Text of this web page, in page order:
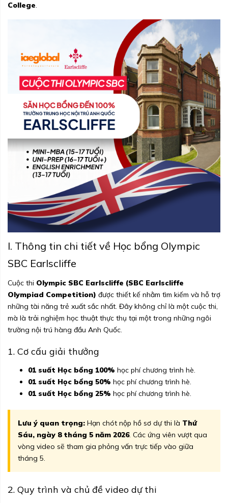
College.
I. Thông tin chi tiết về Học bổng Olympic
SBC Earlscliffe
Cuộc thi Olympic SBC Earlscliffe (SBC Earlscliffe
Olympiad Competition) được thiết kế nhằm tìm kiếm và hỗ trợ
những tài năng trẻ xuất sắc nhất. Đây không chỉ là một cuộc thi,
mà là trải nghiệm học thuật thực thụ tại một trong những ngôi
trường nội trú hàng đầu Anh Quốc.
1. Cơ cấu giải thưởng
01 suất Học bổng 100% học phí chương trình hè.
01 suất Học bổng 50% học phí chương trình hè.
01 suất Học bổng 25% học phí chương trình hè.
Lưu ý quan trọng: Hạn chót nộp hồ sơ dự thi là Thứ
Sáu, ngày 8 tháng 5 năm 2026. Các ứng viên vượt qua
vòng video sẽ tham gia phỏng vấn trực tiếp vào giữa
tháng 5.
2. Quy trình và chủ đề video dự thi